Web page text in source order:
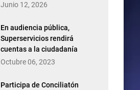
Junio 12, 2026
En audiencia pública,
Superservicios rendirá
cuentas a la ciudadanía
Octubre 06, 2023
Participa de Conciliatón